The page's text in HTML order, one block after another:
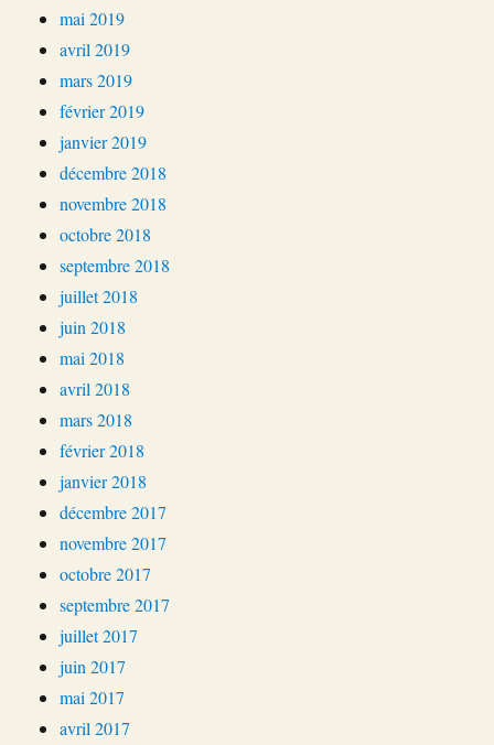
mai 2019
avril 2019
mars 2019
février 2019
janvier 2019
décembre 2018
novembre 2018
octobre 2018
septembre 2018
juillet 2018
juin 2018
mai 2018
avril 2018
mars 2018
février 2018
janvier 2018
décembre 2017
novembre 2017
octobre 2017
septembre 2017
juillet 2017
juin 2017
mai 2017
avril 2017